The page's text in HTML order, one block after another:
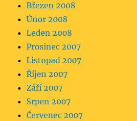
Březen 2008
Únor 2008
Leden 2008
Prosinec 2007
Listopad 2007
Říjen 2007
Září 2007
Srpen 2007
Červenec 2007